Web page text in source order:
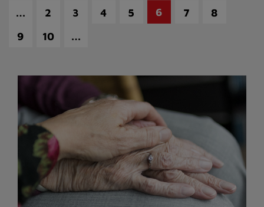
… 2 3 4 5 6 7
8
9
10 …